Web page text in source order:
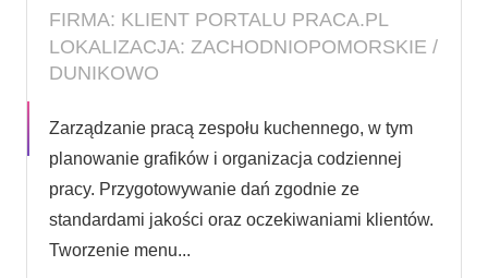
FIRMA: KLIENT PORTALU PRACA.PL
LOKALIZACJA: ZACHODNIOPOMORSKIE /
DUNIKOWO
Zarządzanie pracą zespołu kuchennego, w tym
planowanie grafików i organizacja codziennej
pracy. Przygotowywanie dań zgodnie ze
standardami jakości oraz oczekiwaniami klientów.
Tworzenie menu...